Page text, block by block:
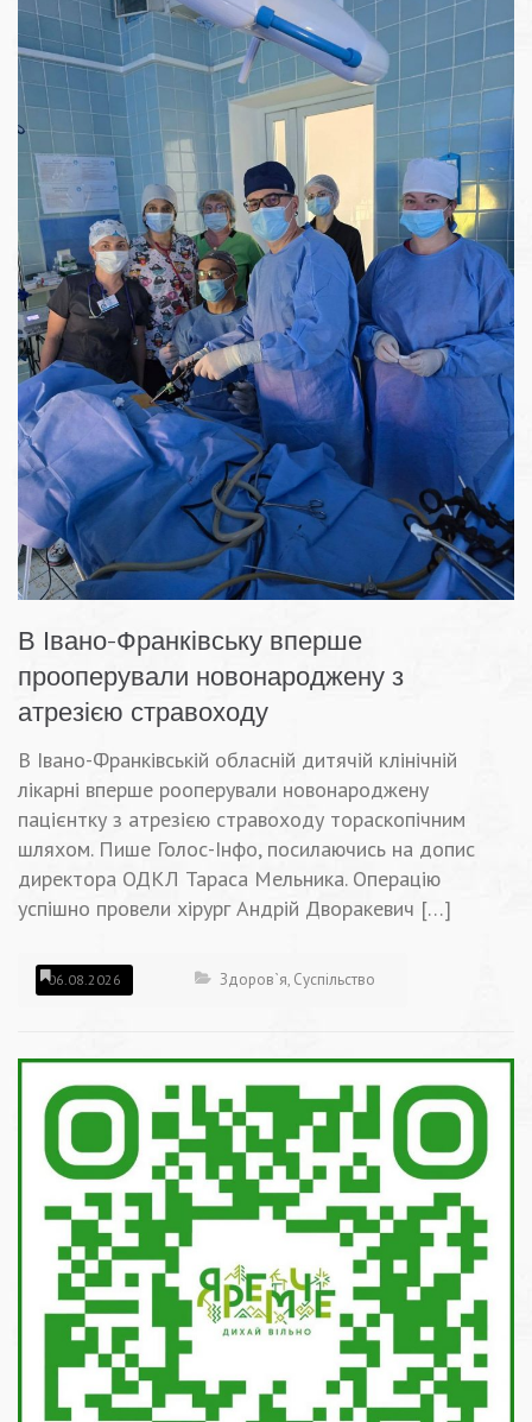
В Івано-Франківську вперше
прооперували новонароджену з
атрезією стравоходу
В Івано-Франківській обласній дитячій клінічній
лікарні вперше рооперували новонароджену
пацієнтку з атрезією стравоходу тораскопічним
шляхом. Пише Голос-Інфо, посилаючись на допиc
директора ОДКЛ Тараса Мельника. Операцію
успішно провели хірург Андрій Дворакевич […]
06.08.2026 Здоров`я, Суспільство